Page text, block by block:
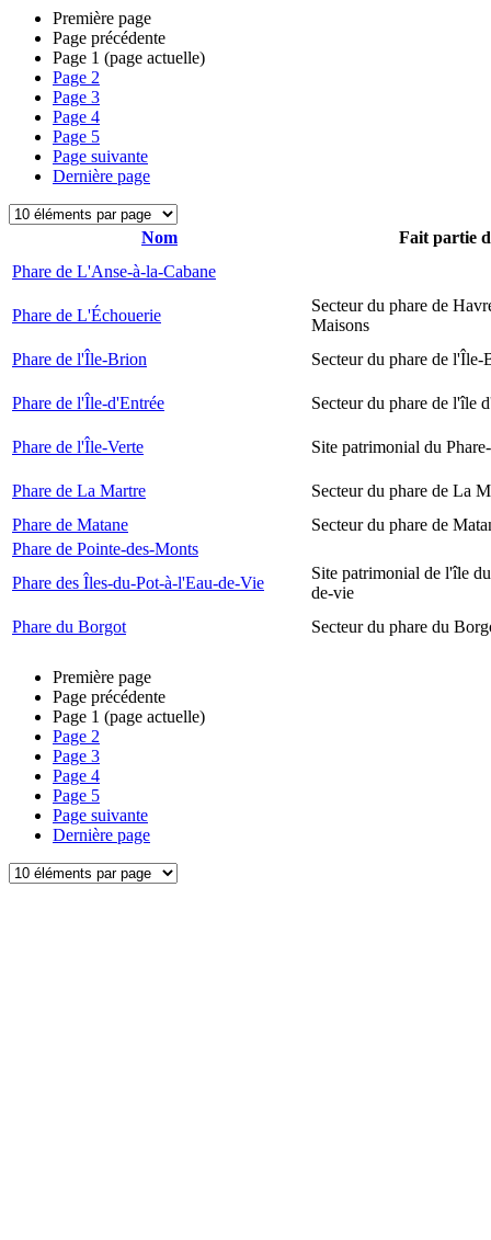
Première page
Page précédente
Page 1 (page actuelle)
Page 2
Page 3
Page 4
Page 5
Page suivante
Dernière page
Nom
Fait partie
Phare de L'Anse-à-la-Cabane
Phare de L'Échouerie
Secteur du phare de
Maisons
Phare de l'Île-Brion
Secteur du phare de l'Île-
Phare de l'Île-d'Entrée Secteur du phare de l'île
Phare de l'Île-Verte Site patrimonial du
Phare de La Martre
Secteur du phare de La
Phare de Matane
Secteur du phare de
Phare de Pointe-des-Monts
Phare des Îles-du-Pot-à-l'Eau-de-Vie
Site patrimonial de l'île
de-vie
Phare du Borgot
Secteur du phare du
Première page
Page précédente
Page 1 (page actuelle)
Page 2
Page 3
Page 4
Page 5
Page suivante
Dernière page